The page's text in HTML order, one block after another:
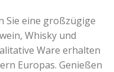
Sie eine großzügige
Whisky und
Ware erhalten
Europas. Genießen